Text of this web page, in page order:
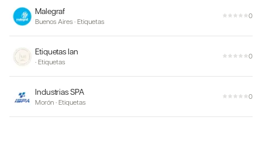
Malegraf
Buenos Aires · Etiquetas
0
Etiquetas Ian
· Etiquetas
0
Industrias SPA
Morón · Etiquetas
0